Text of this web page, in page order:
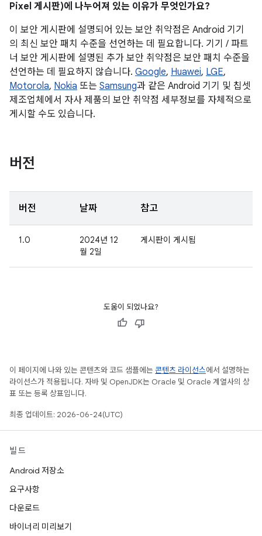
Pixel 게시판)에 나누어져 있는 이유가 무엇인가요?
이 보안 게시판에 설명되어 있는 보안 취약점은 Android 기기
의 최신 보안 패치 수준을 선언하는 데 필요합니다. 기기 / 파트
너 보안 게시판에 설명된 추가 보안 취약점은 보안 패치 수준을
선언하는 데 필요하지 않습니다. Google, Huawei, LGE,
Motorola, Nokia 또는 Samsung과 같은 Android 기기 및 칩셋
제조업체에서 자사 제품의 보안 취약점 세부정보를 자체적으로
게시할 수도 있습니다.
버전
버전 날짜 참고
1.0
2024년 12
월 2일
게시판이 게시됨
도움이 되었나요?
이 페이지에 나와 있는 콘텐츠와 코드 샘플에는 콘텐츠 라이선스에서 설명하는
라이선스가 적용됩니다. 자바 및 OpenJDK는 Oracle 및 Oracle 계열사의 상
표 또는 등록 상표입니다.
최종 업데이트: 2026-06-24(UTC)
빌드
Android 저장소
요구사항
다운로드
바이너리 미리보기